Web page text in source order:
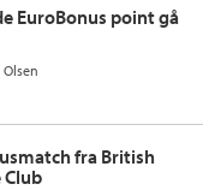
EuroBonus point gå
fra British
Club